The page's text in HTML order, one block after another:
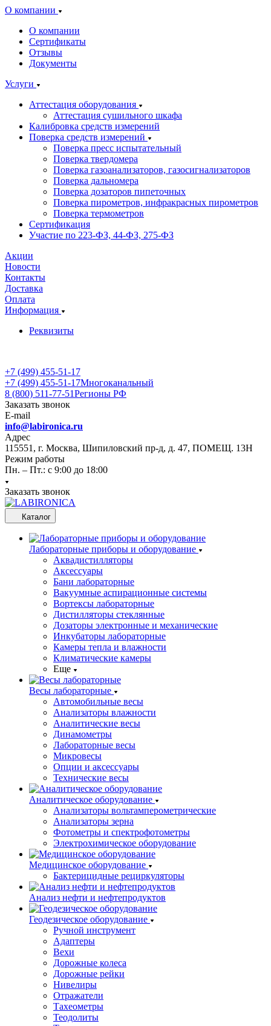
О компании
О компании
Сертификаты
Отзывы
Документы
Услуги
Аттестация оборудования
Аттестация сушильного шкафа
Калибровка средств измерений
Поверка средств измерений
Поверка пресс испытательный
Поверка твердомера
Поверка газоанализаторов, газосигнализаторов
Поверка дальномера
Поверка дозаторов пипеточных
Поверка пирометров, инфракрасных пирометров
Поверка термометров
Сертификация
Участие по 223-ФЗ, 44-ФЗ, 275-ФЗ
Акции
Новости
Контакты
Доставка
Оплата
Информация
Реквизиты
+7 (499) 455-51-17
+7 (499) 455-51-17Многоканальный
8 (800) 511-77-51Регионы РФ
Заказать звонок
E-mail
info@labironica.ru
Адрес
115551, г. Москва, Шипиловский пр-д, д. 47, ПОМЕЩ. 13Н
Режим работы
Пн. – Пт.: с 9:00 до 18:00
Заказать звонок
Каталог
Лабораторные приборы и оборудование
Аквадистилляторы
Аксессуары
Бани лабораторные
Вакуумные аспирационные системы
Вортексы лабораторные
Дистилляторы стеклянные
Дозаторы электронные и механические
Инкубаторы лабораторные
Камеры тепла и влажности
Климатические камеры
Еще
Весы лабораторные
Автомобильные весы
Анализаторы влажности
Аналитические весы
Динамометры
Лабораторные весы
Микровесы
Опции и аксессуары
Технические весы
Аналитическое оборудование
Анализаторы вольтамперометрические
Анализаторы зерна
Фотометры и спектрофотометры
Электрохимическое оборудование
Медицинское оборудование
Бактерицидные рециркуляторы
Анализ нефти и нефтепродуктов
Геодезическое оборудование
Ручной инструмент
Адаптеры
Вехи
Дорожные колеса
Дорожные рейки
Нивелиры
Отражатели
Тахеометры
Теодолиты